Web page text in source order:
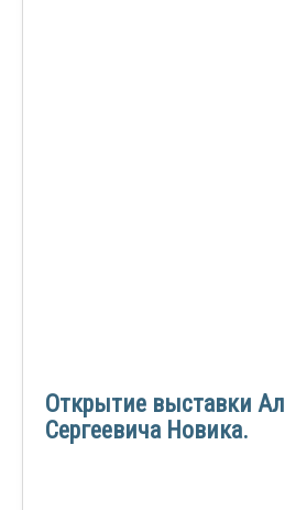
Открытие выставки
Сергеевича Новика.